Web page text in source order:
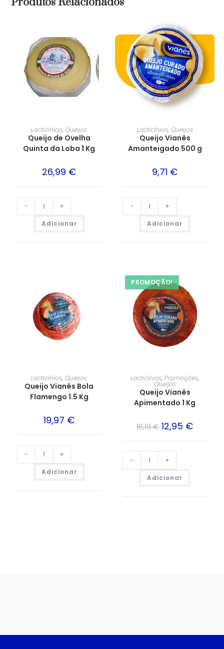
Lacticínios,Queijos
Queijo de Ovelha
Quinta da Loba 1 Kg
26,99 €
- +
Adicionar
Lacticínios, Queijos
Queijo Vianês
Amanteigado 500 g
9,71 €
- +
Adicionar
Lacticínios,Queijos
Queijo Vianês Bola
Flamengo 1.5 Kg
19,97 €
- +
Adicionar
PROMOÇÃO!
Lacticínios,Promoções,
Queijos
Queijo Vianês
Apimentado 1 Kg
16,19€ 12,95 €
- +
Adicionar